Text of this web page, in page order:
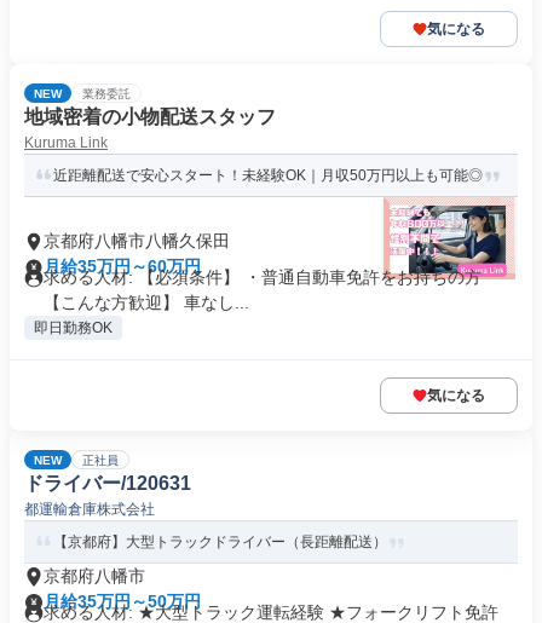
気になる
NEW 業務委託
地域密着の小物配送スタッフ
Kuruma Link
近距離配送で安心スタート！未経験OK｜月収50万円以上も可能◎
京都府八幡市八幡久保田
月給35万円～60万円
求める人材: 【必須条件】 ・普通自動車免許をお持ちの方
【こんな方歓迎】 車なし...
即日勤務OK
気になる
NEW 正社員
ドライバー/120631
都運輸倉庫株式会社
【京都府】大型トラックドライバー（長距離配送）
京都府八幡市
月給35万円～50万円
求める人材: ★大型トラック運転経験 ★フォークリフト免許